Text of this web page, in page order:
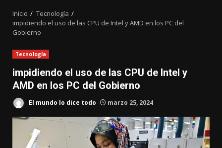
Inicio
Tecnología
impidiendo el uso de las CPU de Intel y AMD en los PC del
Gobierno
Tecnología
impidiendo el uso de las CPU de Intel y
AMD en los PC del Gobierno
El mundo lo dice todo marzo 25, 2024